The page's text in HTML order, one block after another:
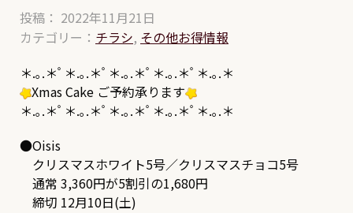
投稿： 2022年11月21日
カテゴリー： チラシ, その他お得情報
＊.｡.＊ﾟ＊.｡.＊ﾟ＊.｡.＊ﾟ＊.｡.＊ﾟ＊.｡.＊
Xmas Cake ご予約承ります
＊.｡.＊ﾟ＊.｡.＊ﾟ＊.｡.＊ﾟ＊.｡.＊ﾟ＊.｡.＊
●Oisis
クリスマスホワイト5号／クリスマスチョコ5号
通常 3,360円が5割引の1,680円
締切 12月10日(土)